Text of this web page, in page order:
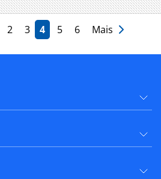
2 3 4 5 6 Mais